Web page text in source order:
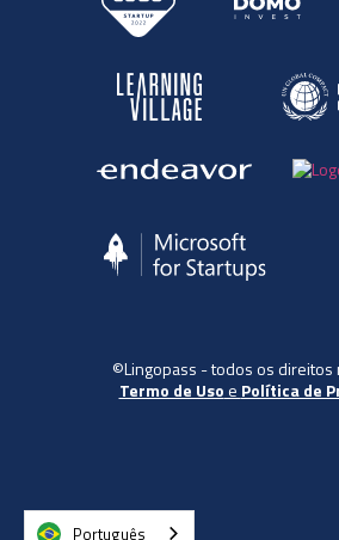
©Lingopass - todos os direitos
Termo de Uso e Política de
Português